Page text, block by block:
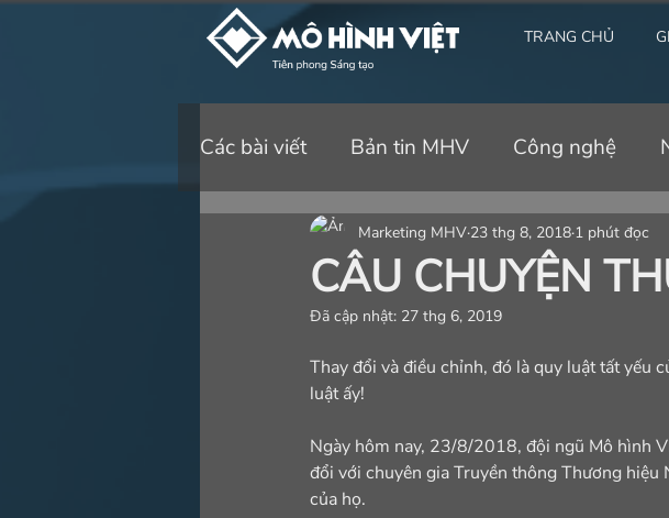
TRANG CHỦ
Các bài viết Bản tin MHV Công nghệ
CÂU CHUYỆN
Marketing MHV 23 thg 8, 2018 1 phút đọc
Đã cập nhật: 27 thg 6, 2019
Thay đổi và điều chỉnh, đó là quy luật tất yếu
luật ấy!
Ngày hôm nay, 23/8/2018, đội ngũ Mô hình
đổi với chuyên gia Truyền thông Thương
của họ.